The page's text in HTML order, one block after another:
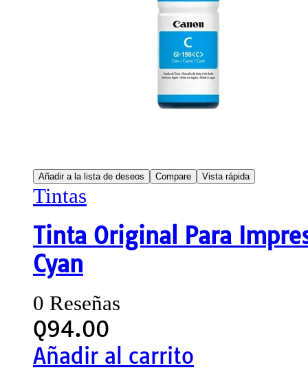
Añadir a la lista de deseos Compare Vista rápida
Tintas
Tinta Original Para
Cyan
0 Reseñas
Q94.00
Añadir al carrito